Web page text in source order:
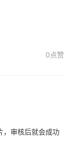
0点赞
，审核后就会成功